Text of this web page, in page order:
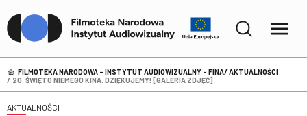
FILMOTEKA NARODOWA – INSTYTUT AUDIOWIZUALNY - FINA AKTUALNOŚCI
20. ŚWIĘTO NIEMEGO KINA. DZIĘKUJEMY! [GALERIA ZDJĘĆ]
AKTUALNOŚCI